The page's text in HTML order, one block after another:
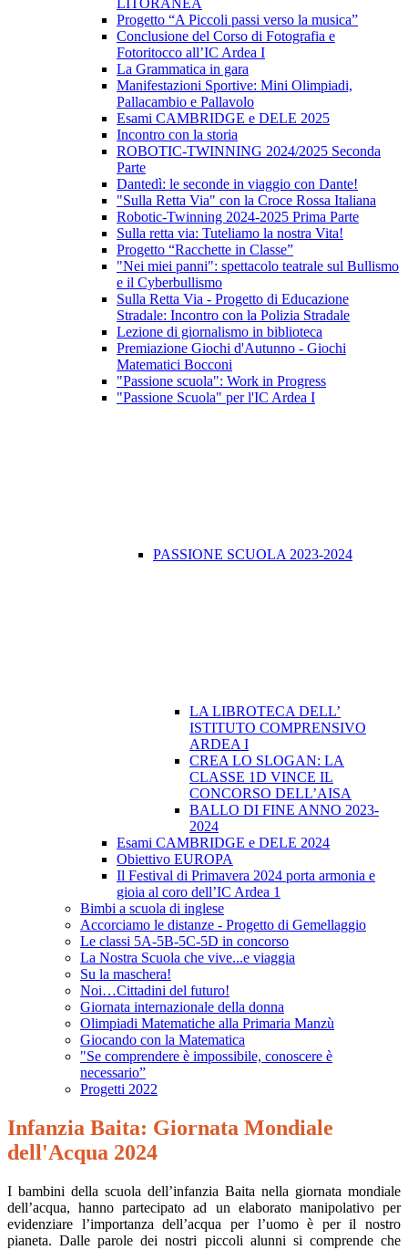
LITORANEA
Progetto “A Piccoli passi verso la musica”
Conclusione del Corso di Fotografia e
Fotoritocco all’IC Ardea I
La Grammatica in gara
Manifestazioni Sportive: Mini Olimpiadi,
Pallacambio e Pallavolo
Esami CAMBRIDGE e DELE 2025
Incontro con la storia
ROBOTIC-TWINNING 2024/2025 Seconda
Parte
Dantedì: le seconde in viaggio con Dante!
"Sulla Retta Via" con la Croce Rossa Italiana
Robotic-Twinning 2024-2025 Prima Parte
Sulla retta via: Tuteliamo la nostra Vita!
Progetto “Racchette in Classe”
"Nei miei panni": spettacolo teatrale sul Bullismo
e il Cyberbullismo
Sulla Retta Via - Progetto di Educazione
Stradale: Incontro con la Polizia Stradale
Lezione di giornalismo in biblioteca
Premiazione Giochi d'Autunno - Giochi
Matematici Bocconi
"Passione scuola": Work in Progress
"Passione Scuola" per l'IC Ardea I
PASSIONE SCUOLA 2023-2024
LA LIBROTECA DELL’
ISTITUTO COMPRENSIVO
ARDEA I
CREA LO SLOGAN: LA
CLASSE 1D VINCE IL
CONCORSO DELL’AISA
BALLO DI FINE ANNO 2023-
2024
Esami CAMBRIDGE e DELE 2024
Obiettivo EUROPA
Il Festival di Primavera 2024 porta armonia e
gioia al coro dell’IC Ardea 1
Bimbi a scuola di inglese
Accorciamo le distanze - Progetto di Gemellaggio
Le classi 5A-5B-5C-5D in concorso
La Nostra Scuola che vive...e viaggia
Su la maschera!
Noi…Cittadini del futuro!
Giornata internazionale della donna
Olimpiadi Matematiche alla Primaria Manzù
Giocando con la Matematica
"Se comprendere è impossibile, conoscere è
necessario”
Progetti 2022
Infanzia Baita: Giornata Mondiale
dell'Acqua 2024
I bambini della scuola dell’infanzia Baita nella giornata mondiale
dell’acqua, hanno partecipato ad un elaborato manipolativo per
evidenziare l’importanza dell’acqua per l’uomo è per il nostro
pianeta. Dalle parole dei nostri piccoli alunni si comprende che